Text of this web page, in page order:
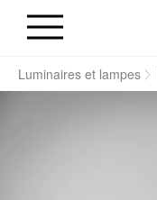
Luminaires et lampes